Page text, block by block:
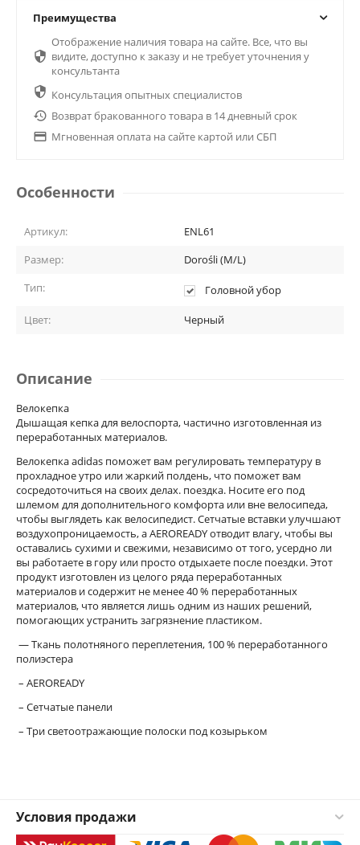
Преимущества

Отображение наличия товара на сайте. Все, что вы
видите, доступно к заказу и не требует уточнения у
консультанта
 Консультация опытных специалистов
 Возврат бракованного товара в 14 дневный срок
 Мгновенная оплата на сайте картой или СБП
Особенности
Артикул:
ENL61
Размер:
Dorośli (M/L)
Тип:
Головной убор
Цвет: Черный
Описание
Велокепка
Дышащая кепка для велоспорта, частично изготовленная из
переработанных материалов.
Велокепка adidas поможет вам регулировать температуру в
прохладное утро или жаркий полдень, что поможет вам
сосредоточиться на своих делах. поездка. Носите его под
шлемом для дополнительного комфорта или вне велосипеда,
чтобы выглядеть как велосипедист. Сетчатые вставки улучшают
воздухопроницаемость, а AEROREADY отводит влагу, чтобы вы
оставались сухими и свежими, независимо от того, усердно ли
вы работаете в гору или просто отдыхаете после поездки. Этот
продукт изготовлен из целого ряда переработанных
материалов и содержит не менее 40 % переработанных
материалов, что является лишь одним из наших решений,
помогающих устранить загрязнение пластиком.
— Ткань полотняного переплетения, 100 % переработанного
полиэстера
– AEROREADY
– Сетчатые панели
– Три светоотражающие полоски под козырьком
Условия продажи